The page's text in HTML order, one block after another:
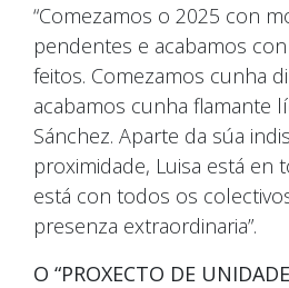
“Comezamos o 2025 con
pendentes e acabamos
feitos. Comezamos cunha
acabamos cunha flamante
Sánchez. Aparte da súa
proximidade, Luisa está en
está con todos os
presenza extraordinaria”.
O “PROXECTO DE